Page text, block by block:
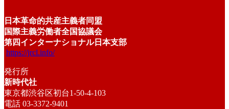
日本革命的共産主義者同盟
国際主義労働者全国協議会
第四インターナショナル日本支部
https://jrcl.info/
発行所
新時代社
東京都渋谷区初台1-50-4-103
電話 03-3372-9401